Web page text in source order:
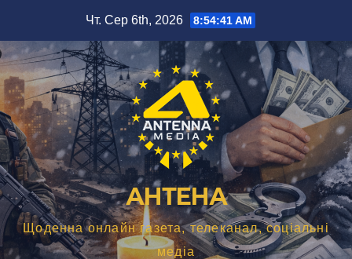
вмісту
Чт. Сер 6th, 2026 8:54:42 AM
АНТЕНА
Щоденна онлайн газета, телеканал, соціальні
медіа